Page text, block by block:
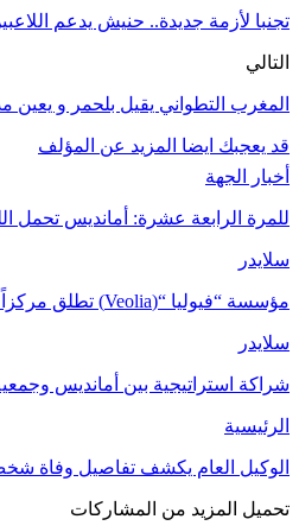
تجنبا لأزمة جديدة.. حنيش يدعم
التالي
المغرب التطواني يقيل بلحمر و
قد يعجبك ايضا المزيد عن المؤلف
أخبار الجهة
للمرة الرابعة عشرة: أمانديس تحمل
سلايدر
مؤسسة “فيوليا “(Veolia) تطلق مركزاً بالرباط لدعم التدخلات الإنسانية في…
سلايدر
شراكة استراتيجية بين أمانديس
الرئيسية
الوكيل العام يكشف تفاصيل وفاة
تحميل المزيد من المشاركات